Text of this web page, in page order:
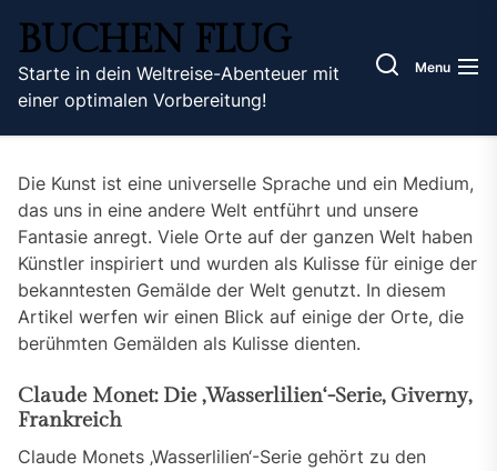
the
content
BUCHEN FLUG
Starte in dein Weltreise-Abenteuer mit
einer optimalen Vorbereitung!
Menu
Die Kunst ist eine universelle Sprache und ein Medium,
das uns in eine andere Welt entführt und unsere
Fantasie anregt. Viele Orte auf der ganzen Welt haben
Künstler inspiriert und wurden als Kulisse für einige der
bekanntesten Gemälde der Welt genutzt. In diesem
Artikel werfen wir einen Blick auf einige der Orte, die
berühmten Gemälden als Kulisse dienten.
Claude Monet: Die ‚Wasserlilien‘-Serie, Giverny,
Frankreich
Claude Monets ‚Wasserlilien‘-Serie gehört zu den